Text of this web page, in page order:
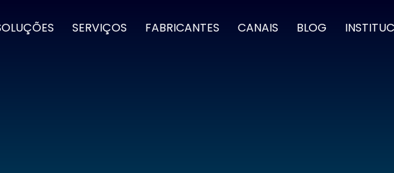
SERVIÇOS FABRICANTES CANAIS BLOG